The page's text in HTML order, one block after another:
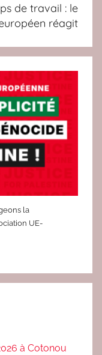
de travail : le
réagit
la
UE-
à Cotonou